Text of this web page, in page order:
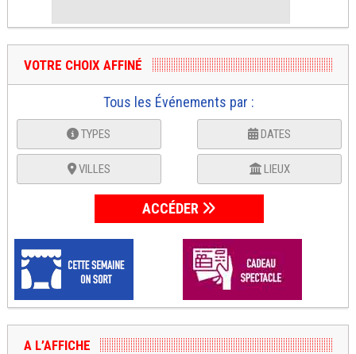
VOTRE CHOIX AFFINÉ
Tous les Événements par :
TYPES DATES
VILLES LIEUX
ACCÉDER
A L’AFFICHE